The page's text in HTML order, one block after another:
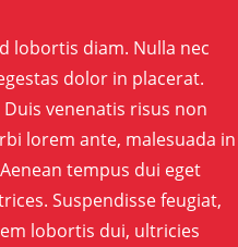
lobortis diam. Nulla nec
dolor in placerat.
venenatis risus non
lorem ante, malesuada in
tempus dui eget
Suspendisse feugiat,
lobortis dui, ultricies